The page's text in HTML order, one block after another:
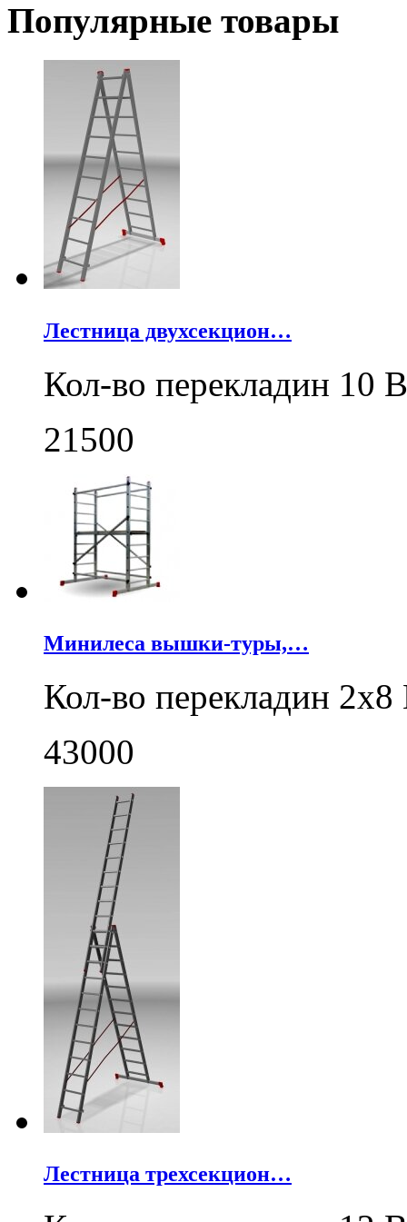
Популярные товары
Лестница двухсекцион…
Кол-во перекладин 10
21500
Минилеса вышки-туры,…
Кол-во перекладин
43000
Лестница трехсекцион…